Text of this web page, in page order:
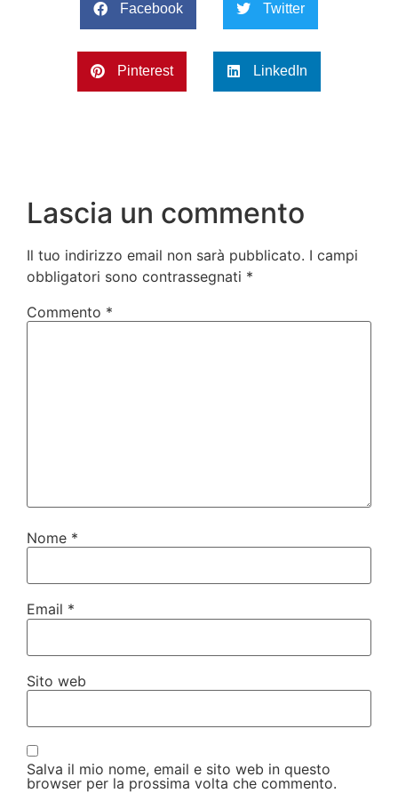
Facebook Twitter
Pinterest LinkedIn
Lascia un commento
Il tuo indirizzo email non sarà pubblicato. I campi
obbligatori sono contrassegnati *
Commento *
Nome *
Email *
Sito web
Salva il mio nome, email e sito web in questo
browser per la prossima volta che commento.